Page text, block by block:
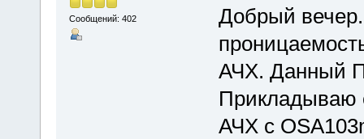
Сообщений: 402
Добрый
АЧХ. Данный
Прикладываю
АЧХ с